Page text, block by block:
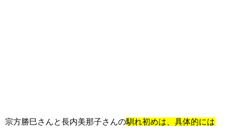
宗方勝巳さんと長内美那子さんの馴れ初めは、具体的には